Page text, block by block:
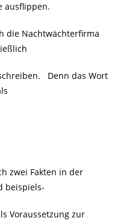
ausflippen.
die Nachtwächterfirma
Denn das Wort
zwei Fakten in der
beispiels-
Voraussetzung zur